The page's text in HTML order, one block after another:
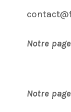
Notre
Notre